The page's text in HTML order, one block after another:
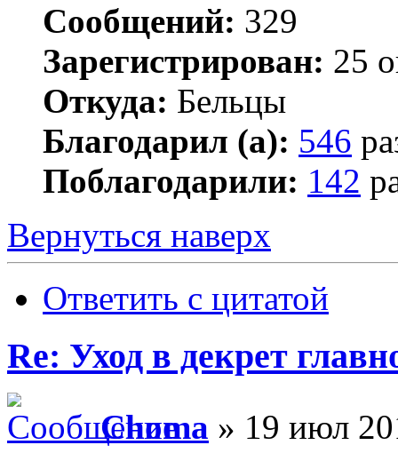
Сообщений: 329
Зарегистрирован: 25
Откуда: Бельцы
Благодарил (а): 546
Поблагодарили: 142
Вернуться наверх
Ответить с цитатой
Re: Уход в декрет
Choma » 19 июл